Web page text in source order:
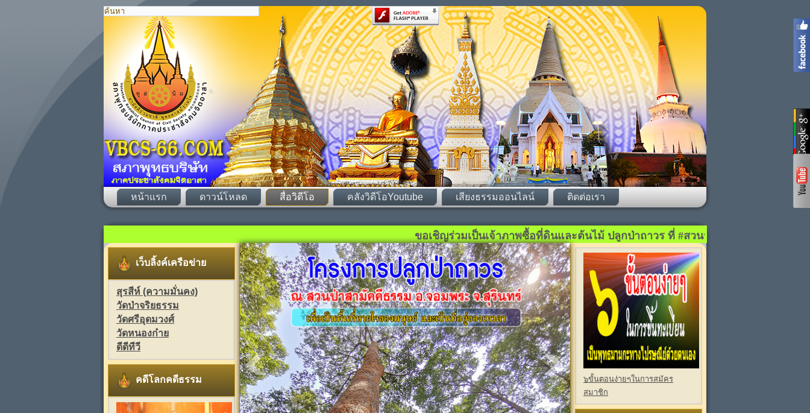
หน้าแรก ดาวน์โหลด สื่อวิดีโอ คลังวิดีโอYoutube เสียงธรรมออนไลน์ ติดต่อเรา
ขอเชิญร่วมเป็นเจ้าภาพซื้อที่ดินและต้นไม้ ปลูกป่าถาวร ที่ #สวนป่าสามัคคีธรรม อ.จอมพ
เว็บลิ้งค์เครือข่าย
สุรสีห์ (ความมั่นคง)
วัดป่าจริยธรรม
วัดศรีอุดมวงศ์
วัดหนองก๋าย
ดีดีทีวี
คดีโลกคดีธรรม
๖ขั้นตอนง่ายๆในการสมัคร
สมาชิก